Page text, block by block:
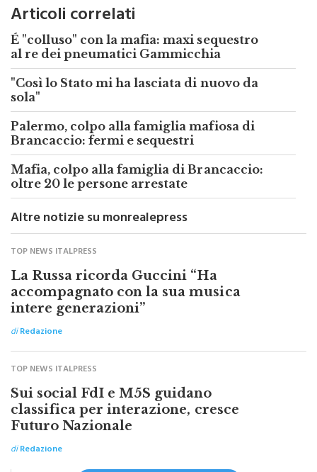
Articoli correlati
É "colluso" con la mafia: maxi sequestro
al re dei pneumatici Gammicchia
"Così lo Stato mi ha lasciata di nuovo da
sola"
Palermo, colpo alla famiglia mafiosa di
Brancaccio: fermi e sequestri
Mafia, colpo alla famiglia di Brancaccio:
oltre 20 le persone arrestate
Altre notizie su monrealepress
TOP NEWS ITALPRESS
La Russa ricorda Guccini “Ha
accompagnato con la sua musica
intere generazioni”
diRedazione
TOP NEWS ITALPRESS
Sui social FdI e M5S guidano
classifica per interazione, cresce
Futuro Nazionale
diRedazione